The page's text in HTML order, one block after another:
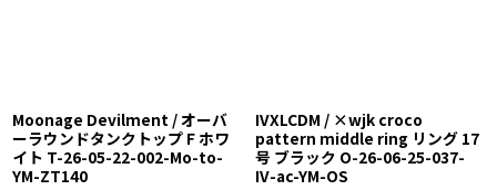
Moonage Devilment / オーバ
ーラウンドタンクトップ F ホワ
イト T-26-05-22-002-Mo-to-
YM-ZT140
IVXLCDM / ×wjk croco
pattern middle ring リング 17
号 ブラック O-26-06-25-037-
IV-ac-YM-OS